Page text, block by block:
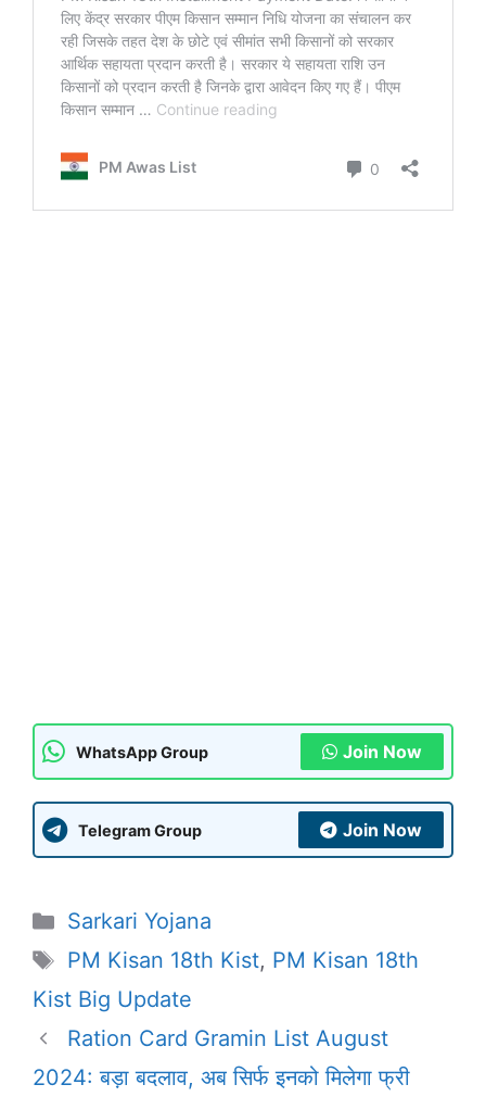
WhatsApp Group Join Now
Telegram Group Join Now
Categories
Sarkari Yojana
Tags
PM Kisan 18th Kist, PM Kisan 18th
Kist Big Update
Ration Card Gramin List August
2024: बड़ा बदलाव, अब सिर्फ इनको मिलेगा फ्री